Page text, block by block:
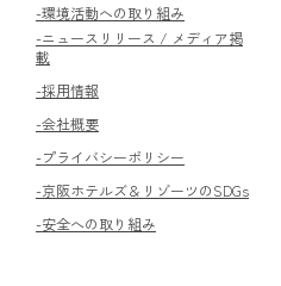
-環境活動への取り組み
-ニュースリリース / メディア掲
載
-採用情報
-会社概要
-プライバシーポリシー
-京阪ホテルズ＆リゾーツのSDGs
-安全への取り組み